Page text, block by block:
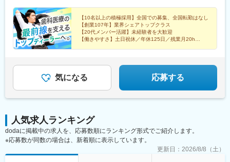
路店＜九州エリア＞■鹿児島支店■熊本店■沖縄店【本社】〒440-
8518 愛知県豊橋市八町通5-7☆豊橋駅より豊橋鉄道市内線乗車
『豊橋公園前下車』徒歩5分※敷地内喫煙可能場所あり
駅、神水交差点駅、美栄橋駅、日の出駅(東京都)、湯島駅、石川町
駅、八王子駅、ドーム前千代崎駅、騎射場駅、健軍校前駅、御茶
ノ水駅、関内駅、九条駅(大阪府)、二中通駅、八丁馬場駅
【10名以上の積極採用】全国での募集、全国転勤はなし
【創業107年】業界シェアトップクラス
【20代メンバー活躍】未経験者を大歓迎
【働きやすさ】土日祝休／年休125日／残業月20h
気になる 応募する
人気求人ランキング
dodaに掲載中の求人を、応募数順にランキング形式でご紹介します。
※応募数が同数の場合は、新着順に表示しています。
更新日： 2026/8/8（土）